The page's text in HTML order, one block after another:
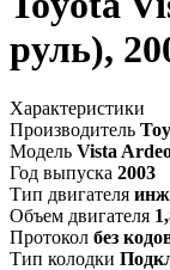
руль),
Характеристики
Производитель
Модель Vista
Год выпуска 2003
Тип двигателя
Объем двигателя
Протокол без
Тип колодки